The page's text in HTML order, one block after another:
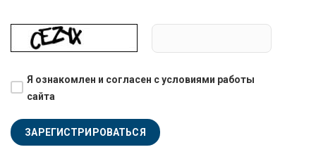
Я ознакомлен и согласен с условиями работы
сайта